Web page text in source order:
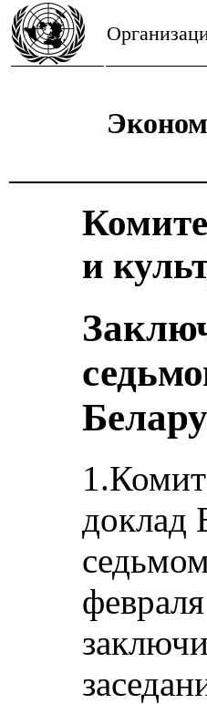
и
доклад